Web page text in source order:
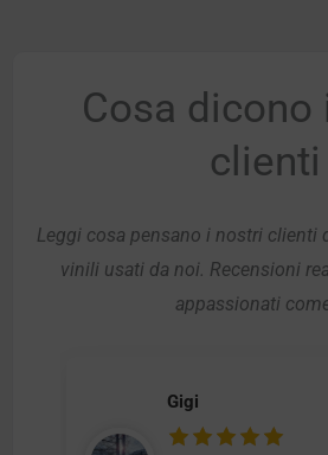
Cosa dicono
clienti
Leggi cosa pensano i nostri clienti
vinili usati da noi. Recensioni
appassionati
Gigi